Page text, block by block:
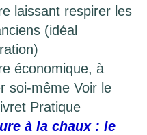
laissant respirer les
(idéal
économique, à
soi-même Voir le
Pratique
à la chaux : le